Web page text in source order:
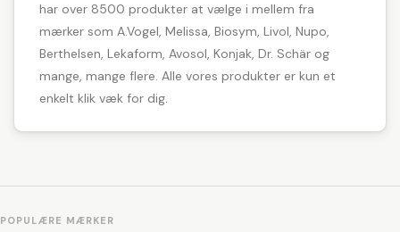
har over 8500 produkter at vælge i mellem fra
mærker som A.Vogel, Melissa, Biosym, Livol, Nupo,
Berthelsen, Lekaform, Avosol, Konjak, Dr. Schär og
mange, mange flere. Alle vores produkter er kun et
enkelt klik væk for dig.
POPULÆRE MÆRKER